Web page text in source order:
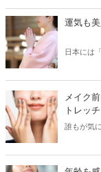
運気も
日本には
いてくれ
かがですか
メイク
トレッチ
誰もが気
事のカン